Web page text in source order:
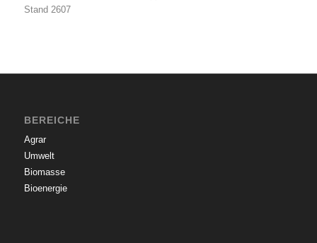
BEREICHE
Agrar
Umwelt
Biomasse
Bioenergie